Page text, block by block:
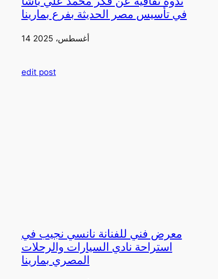
في تأسيس مصر الحديثة بفرع بمارينا
14 أغسطس، 2025
edit post
معرض فني للفنانة نانسي نجيب في
استراحة نادي السيارات والرحلات
المصري بمارينا